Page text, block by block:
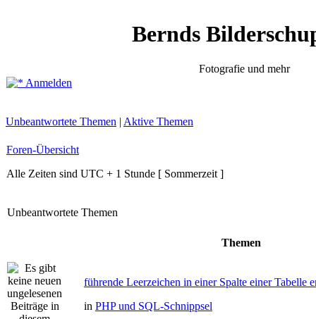
Bernds
Fotografie und mehr
Anmelden
Unbeantwortete Themen | Aktive Themen
Foren-Übersicht
Alle Zeiten sind UTC + 1 Stunde [ Sommerzeit ]
Unbeantwortete Themen
Themen
führende Leerzeichen in einer Spalte einer Tabelle
in PHP und SQL-Schnippsel